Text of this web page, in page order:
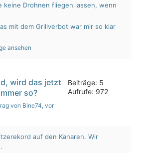
keine Drohnen fliegen lassen, wenn
mit dem Grillverbot war mir so klar
ansehen
wird das jetzt
so?
von Bine74, vor
Beiträge: 5
Aufrufe: 972
auf den Kanaren. Wir